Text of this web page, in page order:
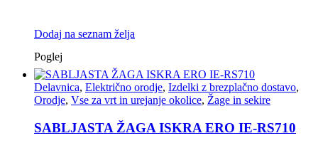
Dodaj na seznam želja
Poglej
Delavnica, Električno orodje, Izdelki z brezplačno dostavo,
Orodje, Vse za vrt in urejanje okolice, Žage in sekire
SABLJASTA ŽAGA ISKRA ERO IE-RS710